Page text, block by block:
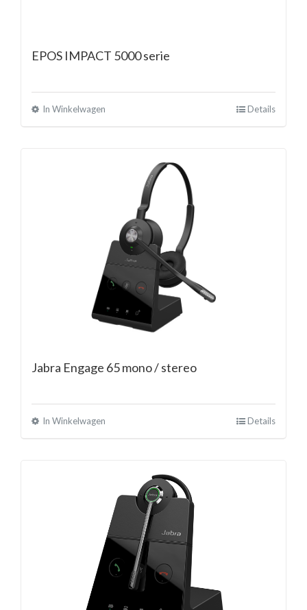
EPOS IMPACT 5000 serie
In Winkelwagen Details
Jabra Engage 65 mono / stereo
In Winkelwagen Details